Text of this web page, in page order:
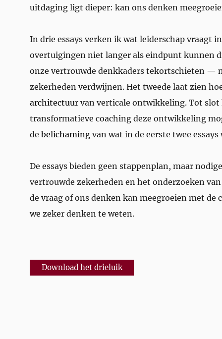
uitdaging ligt dieper: kan ons denken
In drie essays verken ik wat leiderschap vraagt
overtuigingen niet langer als eindpunt kunnen
onze vertrouwde denkkaders tekortschieten —
zekerheden verdwijnen. Het tweede laat zien
architectuur van verticale ontwikkeling. Tot slot
transformatieve coaching deze ontwikkeling
de belichaming van wat in de eerste twee
De essays bieden geen stappenplan, maar
vertrouwde zekerheden en het onderzoeken
de vraag of ons denken kan meegroeien met
we zeker denken te weten.
Download het drieluik